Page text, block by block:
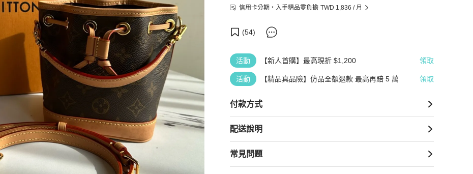
信用卡分期・入手精品零負擔 TWD 1,836 / 月
(54)
活動 【新人首購】最高現折 $1,200 領取
活動 【精品真品險】仿品全額退款 最高再賠 5 萬 領取
付款方式
配送說明
常見問題